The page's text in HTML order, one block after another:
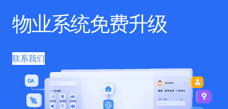
物业系统免费升级
联系我们